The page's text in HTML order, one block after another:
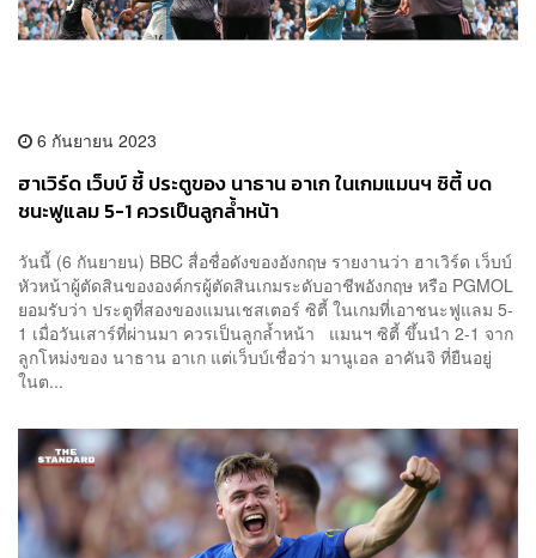
6 กันยายน 2023
ฮาเวิร์ด เว็บบ์ ชี้ ประตูของ นาธาน อาเก ในเกมแมนฯ ซิตี้ บด
ชนะฟูแลม 5-1 ควรเป็นลูกล้ำหน้า
วันนี้ (6 กันยายน) BBC สื่อชื่อดังของอังกฤษ รายงานว่า ฮาเวิร์ด เว็บบ์
หัวหน้าผู้ตัดสินขององค์กรผู้ตัดสินเกมระดับอาชีพอังกฤษ หรือ PGMOL
ยอมรับว่า ประตูที่สองของแมนเชสเตอร์ ซิตี้ ในเกมที่เอาชนะฟูแลม 5-
1 เมื่อวันเสาร์ที่ผ่านมา ควรเป็นลูกล้ำหน้า แมนฯ ซิตี้ ขึ้นนำ 2-1 จาก
ลูกโหม่งของ นาธาน อาเก แต่เว็บบ์เชื่อว่า มานูเอล อาคันจิ ที่ยืนอยู่
ในต...